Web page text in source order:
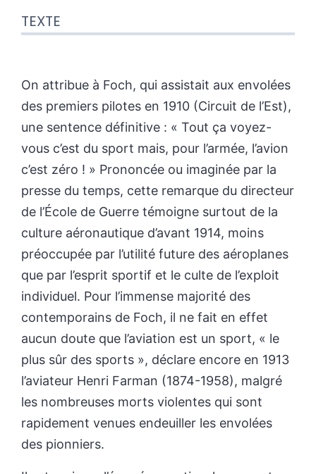
TEXTE
On attribue à Foch, qui assistait aux envolées
des premiers pilotes en 1910 (Circuit de l’Est),
une sentence définitive : « Tout ça voyez-
vous c’est du sport mais, pour l’armée, l’avion
c’est zéro ! » Prononcée ou imaginée par la
presse du temps, cette remarque du directeur
de l’École de Guerre témoigne surtout de la
culture aéronautique d’avant 1914, moins
préoccupée par l’utilité future des aéroplanes
que par l’esprit sportif et le culte de l’exploit
individuel. Pour l’immense majorité des
contemporains de Foch, il ne fait en effet
aucun doute que l’aviation est un sport, « le
plus sûr des sports », déclare encore en 1913
l’aviateur Henri Farman (1874-1958), malgré
les nombreuses morts violentes qui sont
rapidement venues endeuiller les envolées
des pionniers.